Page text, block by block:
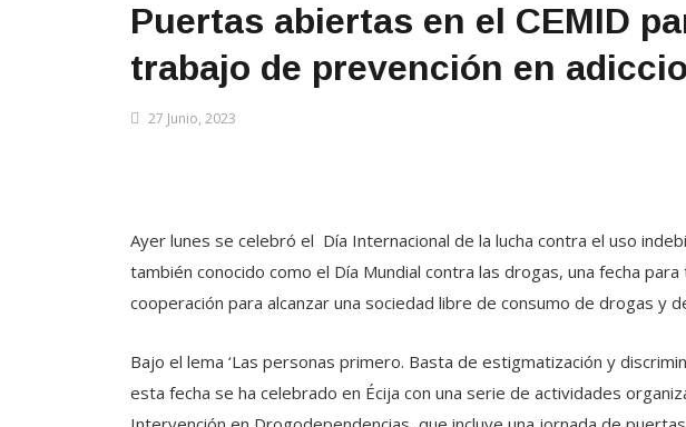
Puertas abiertas en el CEMID
trabajo de prevención en
27 Junio, 2023
Ayer lunes se celebró el Día Internacional de la lucha contra el uso
también conocido como el Día Mundial contra las drogas, una fecha
cooperación para alcanzar una sociedad libre de consumo de drogas y
Bajo el lema ‘Las personas primero. Basta de estigmatización y
esta fecha se ha celebrado en Écija con una serie de actividades